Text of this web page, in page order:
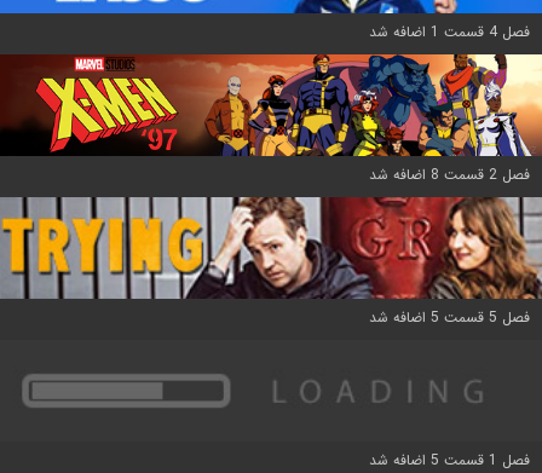
فصل 4 قسمت 1 اضافه شد
فصل 2 قسمت 8 اضافه شد
فصل 5 قسمت 5 اضافه شد
فصل 1 قسمت 5 اضافه شد